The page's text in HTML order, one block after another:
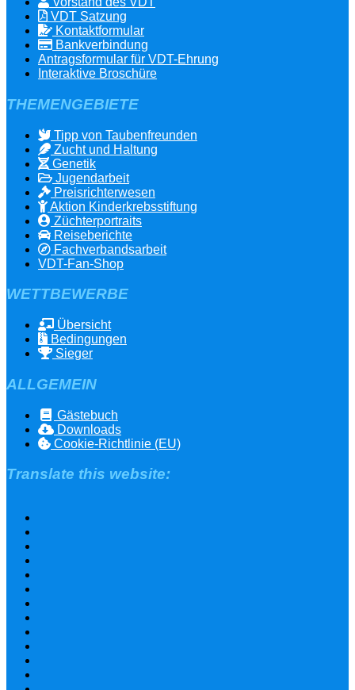
VDT Satzung
Kontaktformular
Bankverbindung
Antragsformular für VDT-Ehrung
Interaktive Broschüre
THEMENGEBIETE
Tipp von Taubenfreunden
Zucht und Haltung
Genetik
Jugendarbeit
Preisrichterwesen
Aktion Kinderkrebsstiftung
Züchterportraits
Reiseberichte
Fachverbandsarbeit
VDT-Fan-Shop
WETTBEWERBE
Übersicht
Bedingungen
Sieger
ALLGEMEIN
Gästebuch
Downloads
Cookie-Richtlinie (EU)
Translate this website: